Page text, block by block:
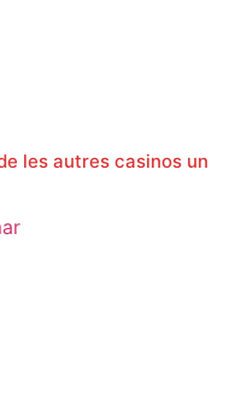
les autres casinos un